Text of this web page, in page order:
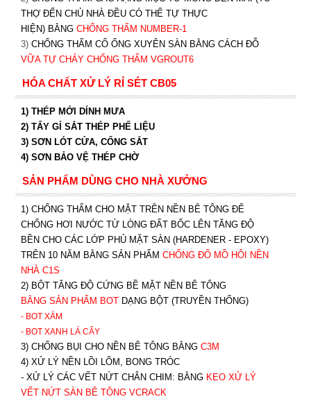
THỢ ĐẾN CHỦ NHÀ ĐỀU CÓ THỂ TỰ THỰC
HIỆN) BẰNG CHỐNG THẤM NUMBER-1
3) CHỐNG THẤM CỔ ỐNG XUYÊN SÀN BẰNG CÁCH ĐỖ
VỮA TỰ CHẢY CHỐNG THẤM VGROUT6
HÓA CHẤT XỬ LÝ RỈ SÉT CB05
1) THÉP MỚI DÍNH MƯA
2) TẨY GỈ SẮT THÉP PHẾ LIỆU
3) SƠN LÓT CỬA, CỔNG SẮT
4) SƠN BẢO VỆ THÉP CHỜ
SẢN PHẨM DÙNG CHO NHÀ XƯỞNG
1) CHỐNG THẤM CHO MẶT TRÊN NỀN BÊ TÔNG ĐỂ
CHỐNG HƠI NƯỚC TỪ LÒNG ĐẤT BỐC LÊN TĂNG ĐỘ
BỀN CHO CÁC LỚP PHỦ MẶT SÀN (HARDENER - EPOXY)
TRÊN 10 NĂM BẰNG SẢN PHẨM CHỐNG ĐỔ MỒ HÔI NỀN
NHÀ C1S
2) BỘT TĂNG ĐỘ CỨNG BỀ MẶT NỀN BÊ TÔNG
BẰNG SẢN PHẨM BOTDẠNG BỘT (TRUYỀN THỐNG)
- BOT XÁM
- BOT XANH LÁ CÂY
3) CHỐNG BỤI CHO NỀN BÊ TÔNG BẰNG C3M
4) XỬ LÝ NỀN LỒI LÕM, BONG TRÓC
- XỬ LÝ CÁC VẾT NỨT CHÂN CHIM: BẰNG KEO XỬ LÝ
VẾT NỨT SÀN BÊ TÔNG VCRACK